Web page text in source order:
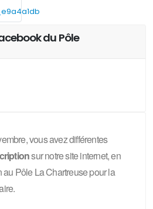
du Pôle
vous avez différentes
sur notre site internet, en
Pôle La Chartreuse pour la